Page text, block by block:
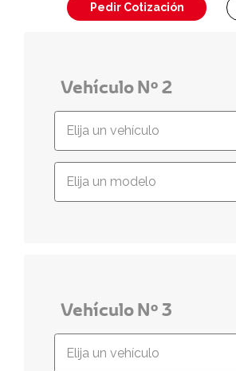
Pedir Cotización
Vehículo Nº 2
Vehículo Nº 3